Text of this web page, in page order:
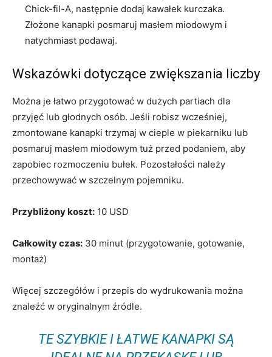
Chick-fil-A, następnie dodaj kawałek kurczaka.
Złożone kanapki posmaruj masłem miodowym i
natychmiast podawaj.
Wskazówki dotyczące zwiększania liczby
Można je łatwo przygotować w dużych partiach dla
przyjęć lub głodnych osób. Jeśli robisz wcześniej,
zmontowane kanapki trzymaj w cieple w piekarniku lub
posmaruj masłem miodowym tuż przed podaniem, aby
zapobiec rozmoczeniu bułek. Pozostałości należy
przechowywać w szczelnym pojemniku.
Przybliżony koszt: 10 USD
Całkowity czas: 30 minut (przygotowanie, gotowanie,
montaż)
Więcej szczegółów i przepis do wydrukowania można
znaleźć w oryginalnym źródle.
TE SZYBKIE I ŁATWE KANAPKI SĄ